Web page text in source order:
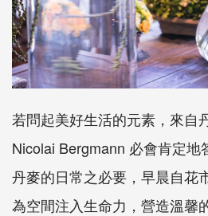
若問起美好生活的元素，來自
Nicolai Bergmann 必會肯定地
丹麥的日常之必要，早晨自花
為空間注入生命力，營造溫馨